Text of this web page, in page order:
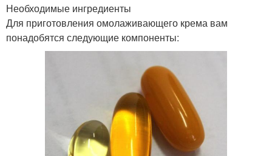
Необходимые ингредиенты
Для приготовления омолаживающего крема вам
понадобятся следующие компоненты: